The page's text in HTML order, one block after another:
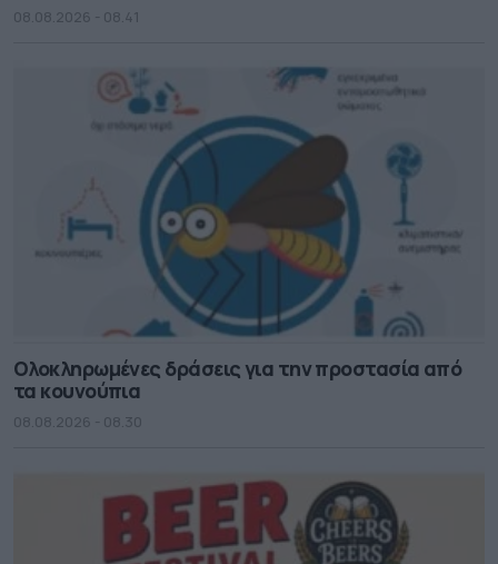
08.08.2026 - 08.41
Ολοκληρωμένες δράσεις για την προστασία από
τα κουνούπια
08.08.2026 - 08.30